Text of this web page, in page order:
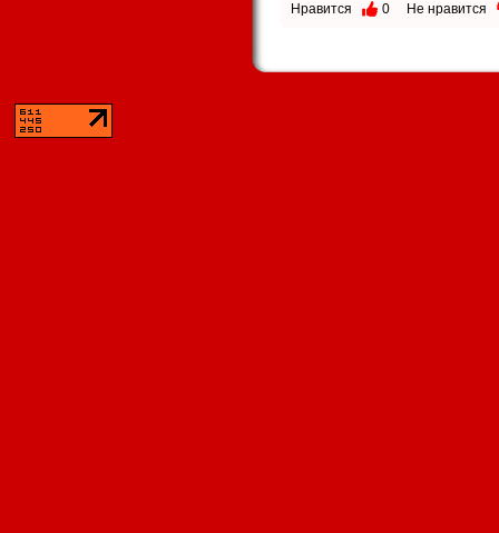
Нравится 0 Не нравится